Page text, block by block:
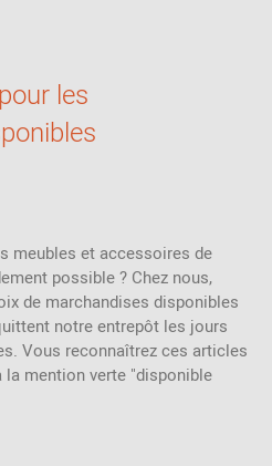
les
meubles et accessoires de
possible ? Chez nous,
de marchandises disponibles
notre entrepôt les jours
Vous reconnaîtrez ces articles
mention verte "disponible